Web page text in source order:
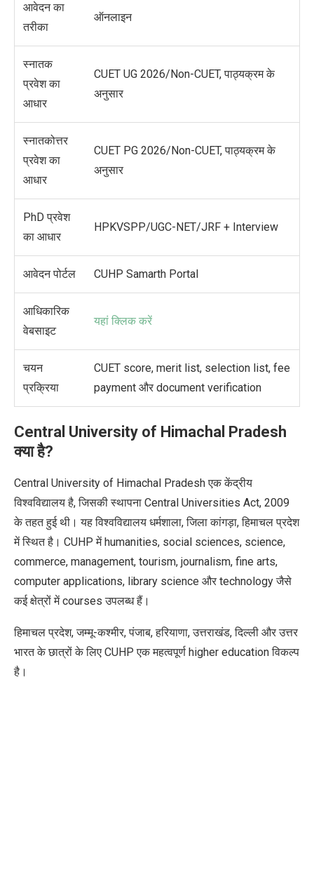
आवेदन का
तरीका
ऑनलाइन
स्नातक
प्रवेश का
आधार
CUET UG 2026/Non-CUET, पाठ्यक्रम के
अनुसार
स्नातकोत्तर
प्रवेश का
आधार
CUET PG 2026/Non-CUET, पाठ्यक्रम के
अनुसार
PhD प्रवेश
का आधार
HPKVSPP/UGC-NET/JRF + Interview
आवेदन पोर्टल CUHP Samarth Portal
आधिकारिक
वेबसाइट
यहां क्लिक करें
चयन
प्रक्रिया
CUET score, merit list, selection list, fee
payment और document verification
Central University of Himachal Pradesh
क्या है?
Central University of Himachal Pradesh एक केंद्रीय
विश्वविद्यालय है, जिसकी स्थापना Central Universities Act, 2009
के तहत हुई थी। यह विश्वविद्यालय धर्मशाला, जिला कांगड़ा, हिमाचल प्रदेश
में स्थित है। CUHP में humanities, social sciences, science,
commerce, management, tourism, journalism, fine arts,
computer applications, library science और technology जैसे
कई क्षेत्रों में courses उपलब्ध हैं।
हिमाचल प्रदेश, जम्मू-कश्मीर, पंजाब, हरियाणा, उत्तराखंड, दिल्ली और उत्तर
भारत के छात्रों के लिए CUHP एक महत्वपूर्ण higher education विकल्प
है।